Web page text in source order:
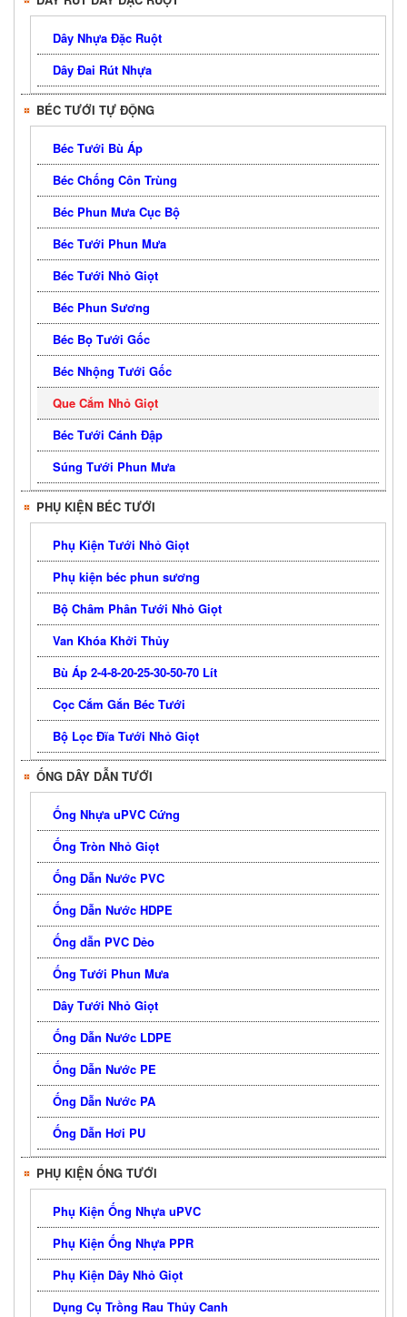
Dây Nhựa Đặc Ruột
Dây Đai Rút Nhựa
BÉC TƯỚI TỰ ĐỘNG
Béc Tưới Bù Áp
Béc Chống Côn Trùng
Béc Phun Mưa Cục Bộ
Béc Tưới Phun Mưa
Béc Tưới Nhỏ Giọt
Béc Phun Sương
Béc Bọ Tưới Gốc
Béc Nhộng Tưới Gốc
Que Cắm Nhỏ Giọt
Béc Tưới Cánh Đập
Súng Tưới Phun Mưa
PHỤ KIỆN BÉC TƯỚI
Phụ Kiện Tưới Nhỏ Giọt
Phụ kiện béc phun sương
Bộ Châm Phân Tưới Nhỏ Giọt
Van Khóa Khởi Thủy
Bù Áp 2-4-8-20-25-30-50-70 Lít
Cọc Cắm Gắn Béc Tưới
Bộ Lọc Đĩa Tưới Nhỏ Giọt
ỐNG DÂY DẪN TƯỚI
Ống Nhựa uPVC Cứng
Ống Tròn Nhỏ Giọt
Ống Dẫn Nước PVC
Ống Dẫn Nước HDPE
Ống dẫn PVC Dẻo
Ống Tưới Phun Mưa
Dây Tưới Nhỏ Giọt
Ống Dẫn Nước LDPE
Ống Dẫn Nước PE
Ống Dẫn Nước PA
Ống Dẫn Hơi PU
PHỤ KIỆN ỐNG TƯỚI
Phụ Kiện Ống Nhựa uPVC
Phụ Kiện Ống Nhựa PPR
Phụ Kiện Dây Nhỏ Giọt
Dụng Cụ Trồng Rau Thủy Canh